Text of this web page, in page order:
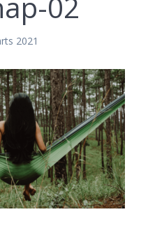
2021